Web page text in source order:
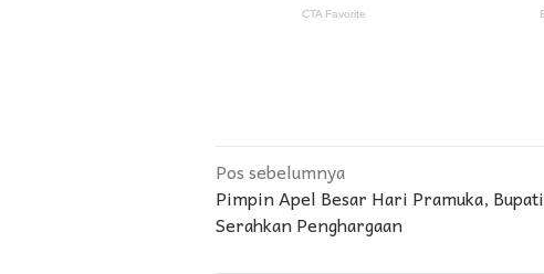
Navigasi
pos
Pos sebelumnya
Pimpin Apel Besar Hari Pramuka, Bupati
Serahkan Penghargaan